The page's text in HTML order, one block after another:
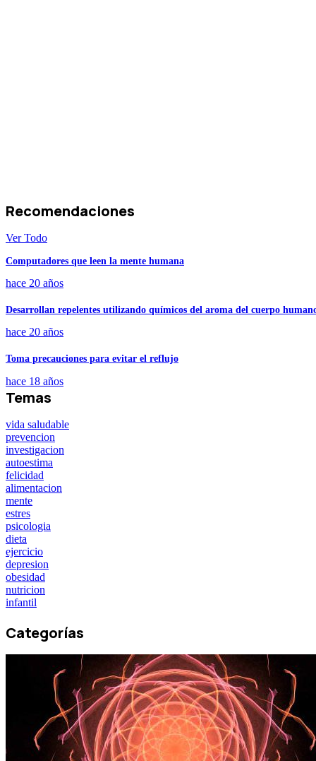
Recomendaciones
Ver Todo
Computadores que leen la mente humana
hace 20 años
Desarrollan repelentes utilizando químicos del aroma del cuerpo
hace 20 años
Toma precauciones para evitar el reflujo
hace 18 años
Temas
vida saludable
prevencion
investigacion
autoestima
felicidad
alimentacion
mente
estres
psicologia
dieta
ejercicio
depresion
obesidad
nutricion
infantil
Categorías